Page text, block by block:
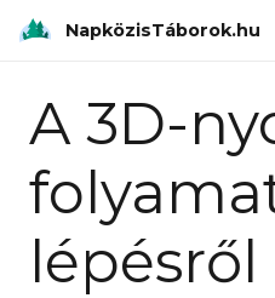
NapközisTáborok.hu
A 3D-